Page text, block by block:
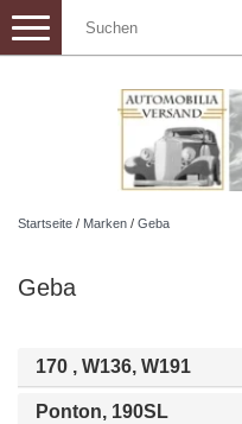
Toggle
navigation
Startseite / Marken / Geba
Geba
170 , W136, W191
Ponton, 190SL